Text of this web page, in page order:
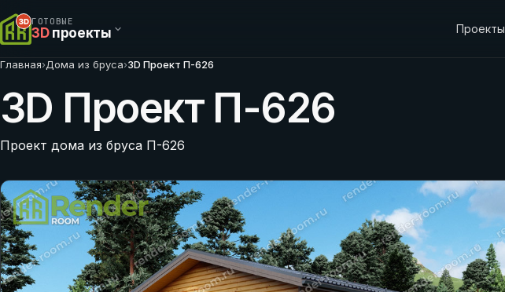
ГОТОВЫЕ
3Dпроекты Проекты
Главная›Дома из бруса›3D Проект П-626
3D Проект П-626
Проект дома из бруса П-626